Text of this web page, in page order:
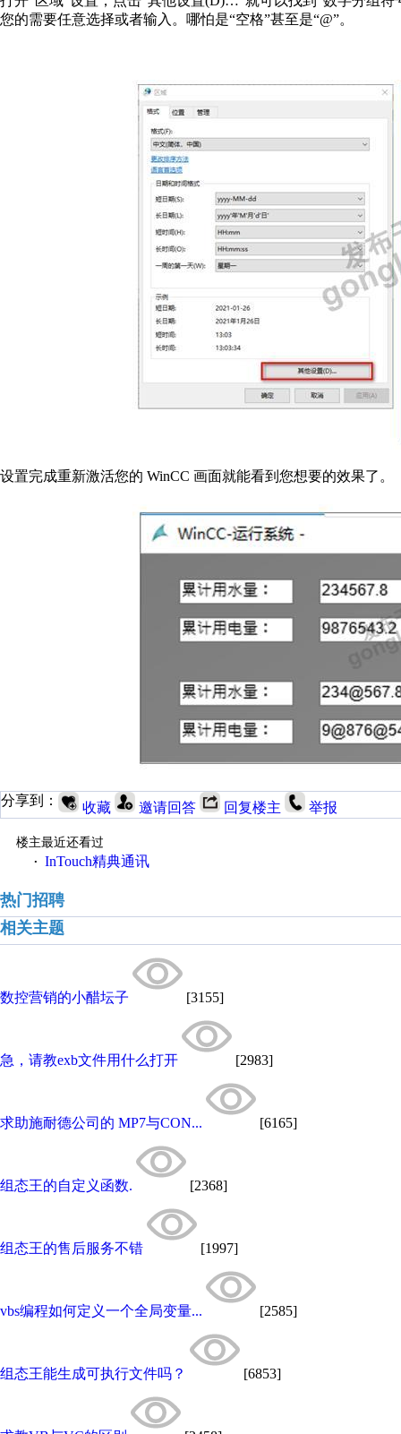
您的需要任意选择或者输入。哪怕是“空格”甚至是“@”。
设置完成重新激活您的 WinCC 画面就能看到您想要的效果了。
分享到： 收藏 邀请回答 回复楼主 举报
楼主最近还看过
· InTouch精典通讯
热门招聘
相关主题
数控营销的小醋坛子 [3155]
急，请教exb文件用什么打开 [2983]
求助施耐德公司的 MP7与CON... [6165]
组态王的自定义函数. [2368]
组态王的售后服务不错 [1997]
vbs编程如何定义一个全局变量... [2585]
组态王能生成可执行文件吗？ [6853]